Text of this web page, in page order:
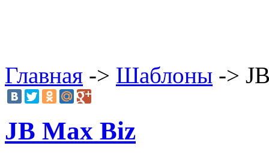
Главная -> Шаблоны ->
JB Max Biz